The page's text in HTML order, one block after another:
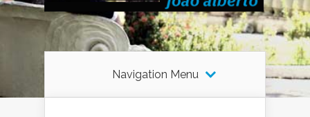
Navigation Menu